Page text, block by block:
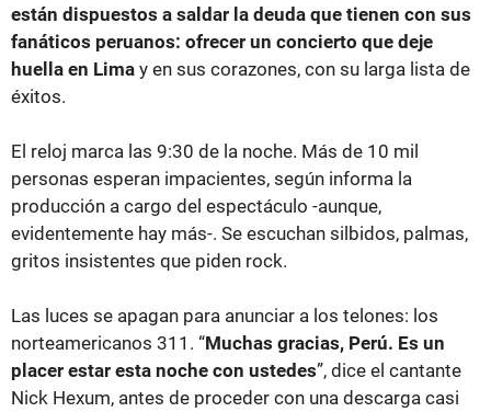
están dispuestos a saldar la deuda que tienen con sus
fanáticos peruanos: ofrecer un concierto que deje
huella en Lima y en sus corazones, con su larga lista de
éxitos.
El reloj marca las 9:30 de la noche. Más de 10 mil
personas esperan impacientes, según informa la
producción a cargo del espectáculo -aunque,
evidentemente hay más-. Se escuchan silbidos, palmas,
gritos insistentes que piden rock.
Las luces se apagan para anunciar a los telones: los
norteamericanos 311. “Muchas gracias, Perú. Es un
placer estar esta noche con ustedes”, dice el cantante
Nick Hexum, antes de proceder con una descarga casi